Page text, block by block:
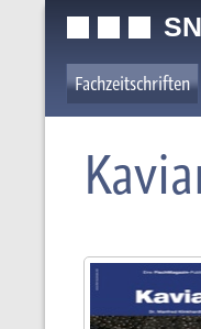
Fachzeitschriften